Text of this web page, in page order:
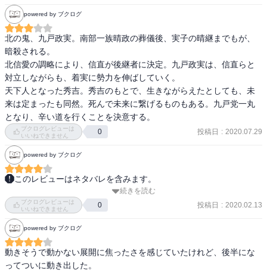
powered by ブクログ
北の鬼、九戸政実。南部一族晴政の葬儀後、実子の晴継までもが、
暗殺される。
北信愛の調略により、信直が後継者に決定。九戸政実は、信直らと
対立しながらも、着実に勢力を伸ばしていく。
天下人となった秀吉。秀吉のもとで、生きながらえたとしても、未
来は定まったも同然。死んで未来に繋げるものもある。九戸党一丸
となり、辛い道を行くことを決意する。
ブクログレビューは
いいねできません
0 投稿日 : 2020.07.29
powered by ブクログ
このレビューはネタバレを含みます。
学生時代、ゼミの先生に「小説の面白さはストーリではなく、プロ
ットの確かさに依る」と言われたことを思い出しました。
高橋克彦の書く東北の歴史小説ですからするする読めるのです。
登場人物こそなじみは薄いですが、戦国時代が舞台となると、流れ
は読めてしまいます。
秀吉が勝つに決まっている。
続きを読む
ブクログレビューは
いいねできません
0 投稿日 : 2020.02.13
powered by ブクログ
動きそうで動かない展開に焦ったさを感じていたけれど、後半にな
ってついに動き出した。